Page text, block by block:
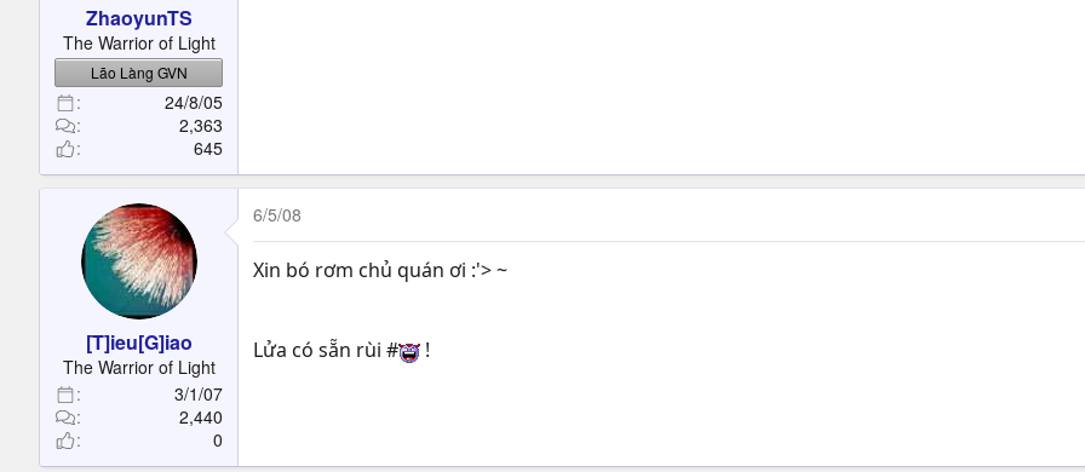
ZhaoyunTS
The Warrior of Light
Lão Làng GVN
24/8/05
2,363
645
[T]ieu[G]iao
The Warrior of Light
3/1/07
2,440
0
6/5/08
Xin bó rơm chủ quán ơi :'> ~
Lửa có sẵn rùi # !